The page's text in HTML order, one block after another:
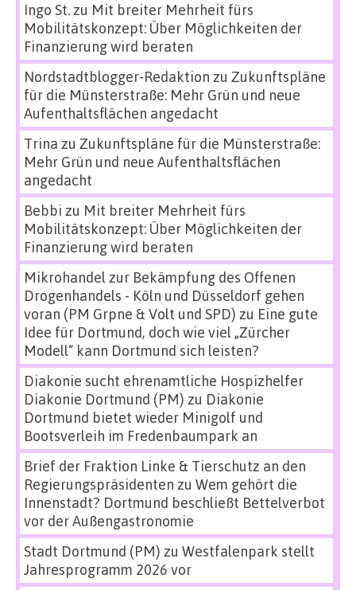
Ingo St.zu Mit breiter Mehrheit fürs
Mobilitätskonzept: Über Möglichkeiten der
Finanzierung wird beraten
Nordstadtblogger-Redaktion zu Zukunftspläne
für die Münsterstraße: Mehr Grün und neue
Aufenthaltsflächen angedacht
Trina zu Zukunftspläne für die Münsterstraße:
Mehr Grün und neue Aufenthaltsflächen
angedacht
Bebbi zu Mit breiter Mehrheit fürs
Mobilitätskonzept: Über Möglichkeiten der
Finanzierung wird beraten
Mikrohandel zur Bekämpfung des Offenen
Drogenhandels - Köln und Düsseldorf gehen
voran (PM Grpne & Volt und SPD) zu Eine gute
Idee für Dortmund, doch wie viel „Zürcher
Modell“ kann Dortmund sich leisten?
Diakonie sucht ehrenamtliche Hospizhelfer
Diakonie Dortmund (PM) zu Diakonie
Dortmund bietet wieder Minigolf und
Bootsverleih im Fredenbaumpark an
Brief der Fraktion Linke & Tierschutz an den
Regierungspräsidenten zu Wem gehört die
Innenstadt? Dortmund beschließt Bettelverbot
vor der Außengastronomie
Stadt Dortmund (PM) zu Westfalenpark stellt
Jahresprogramm 2026 vor